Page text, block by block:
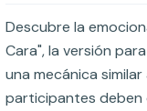
Descubre la
Cara", la versión
una mecánica
participantes deben